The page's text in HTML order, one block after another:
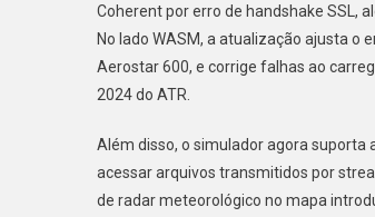
Coherent por erro de handshake SSL,
No lado WASM, a atualização ajusta o
Aerostar 600, e corrige falhas ao
2024 do ATR.
Além disso, o simulador agora suporta
acessar arquivos transmitidos por
de radar meteorológico no mapa